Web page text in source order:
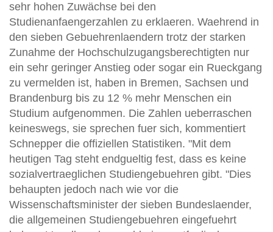
sehr hohen Zuwächse bei den
Studienanfaengerzahlen zu erklaeren. Waehrend in
den sieben Gebuehrenlaendern trotz der starken
Zunahme der Hochschulzugangsberechtigten nur
ein sehr geringer Anstieg oder sogar ein Rueckgang
zu vermelden ist, haben in Bremen, Sachsen und
Brandenburg bis zu 12 % mehr Menschen ein
Studium aufgenommen. Die Zahlen ueberraschen
keineswegs, sie sprechen fuer sich, kommentiert
Schnepper die offiziellen Statistiken. "Mit dem
heutigen Tag steht endgueltig fest, dass es keine
sozialvertraeglichen Studiengebuehren gibt. "Dies
behaupten jedoch nach wie vor die
Wissenschaftsminister der sieben Bundeslaender,
die allgemeinen Studiengebuehren eingefuehrt